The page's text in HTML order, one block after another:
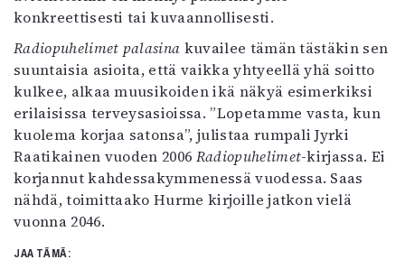
konkreettisesti tai kuvaannollisesti.
Radiopuhelimet palasina kuvailee tämän tästäkin sen
suuntaisia asioita, että vaikka yhtyeellä yhä soitto
kulkee, alkaa muusikoiden ikä näkyä esimerkiksi
erilaisissa terveysasioissa. ”Lopetamme vasta, kun
kuolema korjaa satonsa”, julistaa rumpali Jyrki
Raatikainen vuoden 2006 Radiopuhelimet-kirjassa. Ei
korjannut kahdessakymmenessä vuodessa. Saas
nähdä, toimittaako Hurme kirjoille jatkon vielä
vuonna 2046.
JAA TÄMÄ: